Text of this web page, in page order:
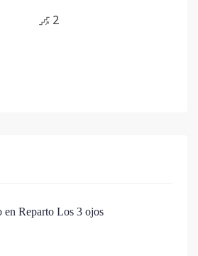
2
en Reparto Los 3 ojos